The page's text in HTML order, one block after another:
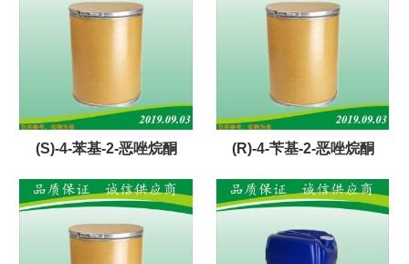
(S)-4-苯基-2-恶唑烷酮 (R)-4-苄基-2-恶唑烷酮